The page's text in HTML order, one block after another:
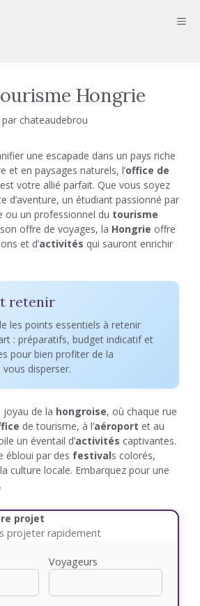
Hongrie
par chateaudebrou
une escapade dans un pays riche
et en paysages naturels, l’office de
est votre allié parfait. Que vous soyez
d’aventure, un étudiant passionné par
ou un professionnel du tourisme
offre de voyages, la Hongrie offre
et d’activités qui sauront enrichir
retenir
les points essentiels à retenir
: préparatifs, budget indicatif et
pour bien profiter de la
disperser.
joyau de la hongroise, où chaque rue
de tourisme, à l’aéroport et au
un éventail d’activités captivantes.
ébloui par des festivals colorés,
culture locale. Embarquez pour une
projet
projeter rapidement
Voyageurs